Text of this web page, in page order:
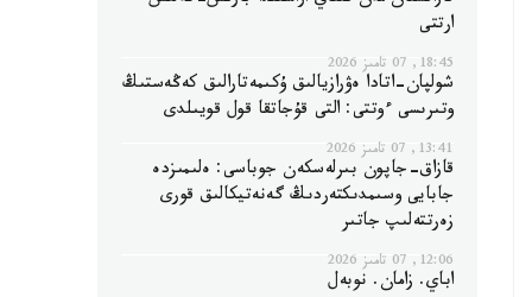
ارتتى
18:45, 07 تامىز 2026
شولپان-اتادا ەۋرازيالىق ۇكىمەتارالىق كەڭەستىڭ
وتىرىسى ءوتتى: التى قۇجاتقا قول قويىلدى
13:41, 07 تامىز 2026
قازاق-جاپون بىرلەسكەن جوباسى: ەلىمىزدە
جابايى وسىمدىكتەردىڭ گەنەتيكالىق قورى
زەرتتەلىپ جاتىر
12:06, 07 تامىز 2026
اباي. زامان. نوبەل